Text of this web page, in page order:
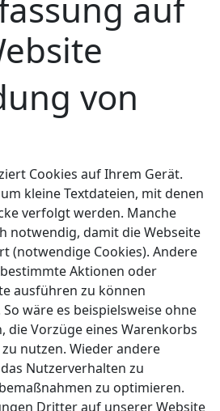
auf
von
Cookies auf Ihrem Gerät.
kleine Textdateien, mit denen
verfolgt werden. Manche
notwendig, damit die Webseite
(notwendige Cookies). Andere
Aktionen oder
ausführen zu können
wäre es beispielsweise ohne
die Vorzüge eines Warenkorbs
nutzen. Wieder andere
Nutzerverhalten zu
zu optimieren.
Dritter auf unserer Website